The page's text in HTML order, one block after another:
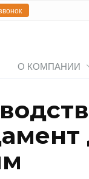
О КОМПАНИИ